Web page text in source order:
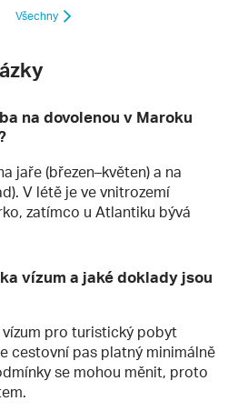
Všechny
na dovolenou v Maroku
jaře (březen–květen) a na
V létě je ve vnitrozemí
zatímco u Atlantiku bývá
vízum a jaké doklady jsou
vízum pro turistický pobyt
cestovní pas platný minimálně
se mohou měnit, proto